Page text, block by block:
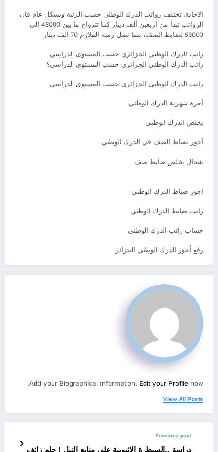
الاجابة: تختلف رواتب الدرك الوطني حسب الرتبة وبشكل عام فان
الرواتب تبدأ من اربعين ألف دينار كما تترواح ما بين 48000 الى
53000 لضابط الصف، بنما تصل رتتبة الملازم 70 الف دينار
راتب الدرك الوطني الجزائري حسب المستوى الدراسي
راتب الدرك الوطني الجزائري حسب المستوى الدراسي؟
راتب الدرك الوطني الجزائري حسب المستوى الدراسي
أجرة شهرية الدرك الوطني
يخلص الدرك الوطني
أجور ضباط الصف في الدرك الوطني
شحال يخلص ضابط صف
اجور ضباط الدرك الوطني
راتب ضابط الدرك الوطني
حساب راتب الدرك الوطني
رفع أجور الدرك الوطني الجزائر
Add your Biographical Information. Edit your Profile now.
View All Posts
Previous post
دراسة ..السيطرة الاثيوبية على منابع النيل ! حلم زائف